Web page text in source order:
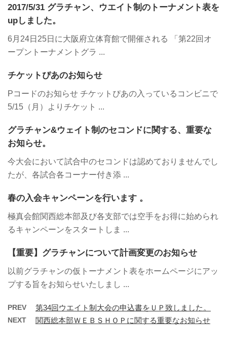
2017/5/31 グラチャン、ウエイト制のトーナメント表を
upしました。
6月24日25日に大阪府立体育館で開催される 「第22回オ
ープントーナメントグラ ...
チケットぴあのお知らせ
Pコードのお知らせ チケットぴあの入っているコンビニで
5/15（月）よりチケット ...
グラチャン&ウェイト制のセコンドに関する、重要な
お知らせ。
今大会において試合中のセコンドは認めておりませんでし
たが、各試合各コーナー付き添 ...
春の入会キャンペーンを行います 。
極真会館関西総本部及び各支部では空手をお得に始められ
るキャンペーンをスタートしま ...
【重要】グラチャンについて計画変更のお知らせ
以前グラチャンの仮トーナメント表をホームページにアッ
プする旨をお知らせいたしまし ...
PREV 第34回ウエイト制大会の申込書をＵＰ致しました。
NEXT 関西総本部ＷＥＢＳＨＯＰに関する重要なお知らせ